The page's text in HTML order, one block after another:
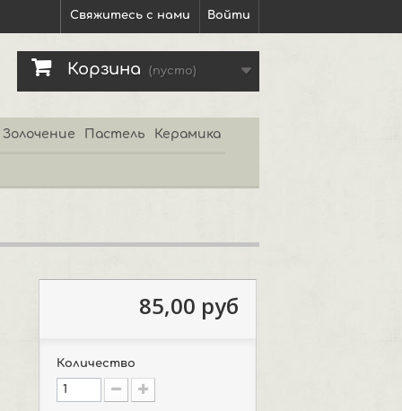
Войти
Свяжитесь с нами
Корзина (пусто)
Золочение Пастель Керамика
85,00 руб
Количество